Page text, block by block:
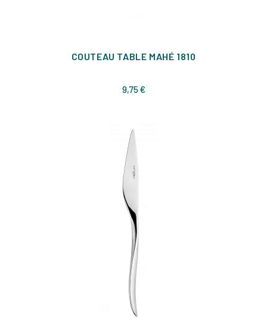
COUTEAU TABLE MAHÉ 1810
9,75 €Prix